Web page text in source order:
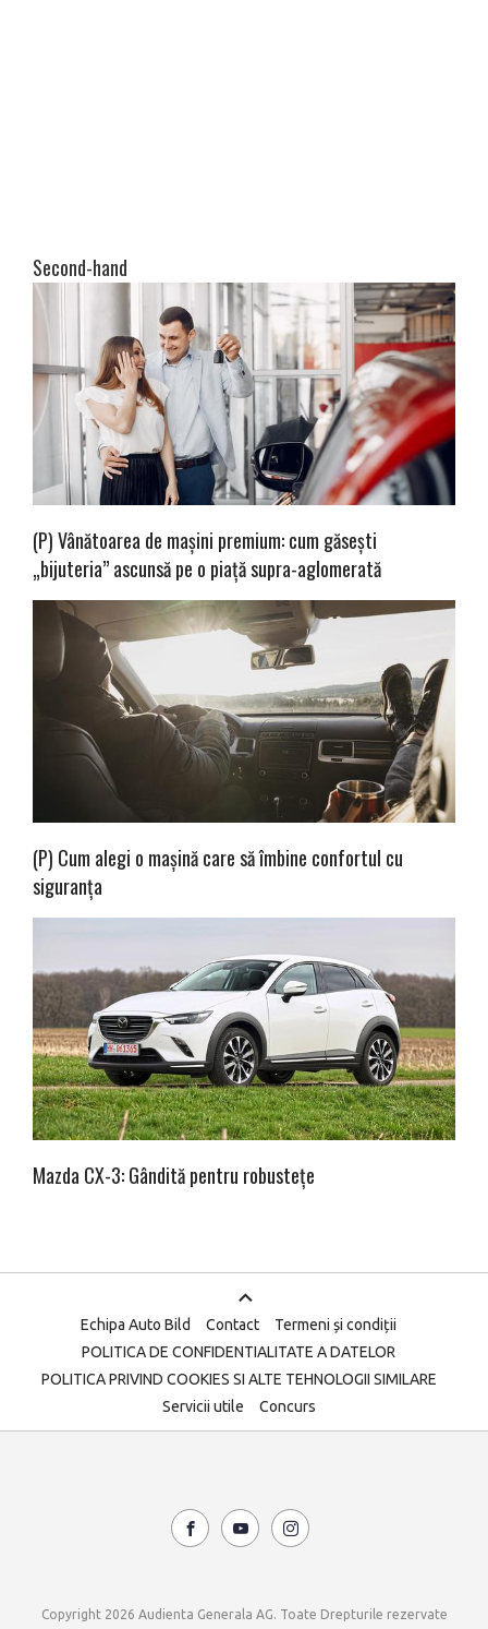
Second-hand
(P) Vânătoarea de mașini premium: cum găsești
„bijuteria” ascunsă pe o piață supra-aglomerată
(P) Cum alegi o mașină care să îmbine confortul cu
siguranța
Mazda CX-3: Gândită pentru robustețe
Echipa Auto Bild Contact
Termeni și condiții
POLITICA DE CONFIDENTIALITATE A DATELOR
POLITICA PRIVIND COOKIES SI ALTE TEHNOLOGII SIMILARE
Servicii utile
Concurs
Copyright 2026 Audienta Generala AG. Toate Drepturile rezervate